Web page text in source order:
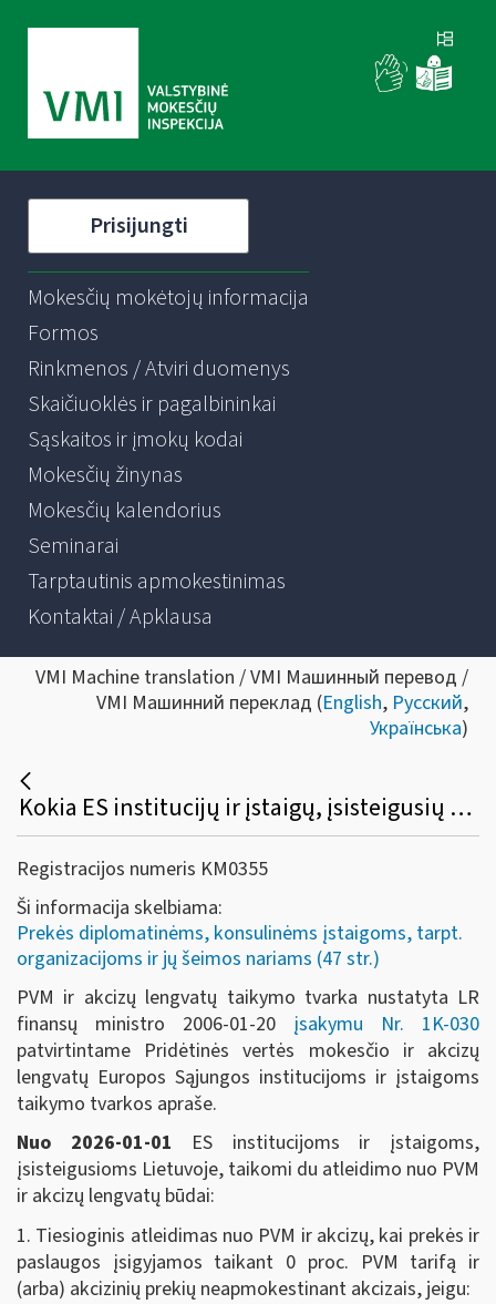
Prisijungti
Mokesčių mokėtojų informacija
Formos
Rinkmenos / Atviri duomenys
Skaičiuoklės ir pagalbininkai
Sąskaitos ir įmokų kodai
Mokesčių žinynas
Mokesčių kalendorius
Seminarai
Tarptautinis apmokestinimas
Kontaktai / Apklausa
VMI Machine translation / VMI Машинный перевод /
VMI Машинний переклад (English, Русский,
Українська)
Kokia ES institucijų ir įstaigų, įsisteigusių Lietuvoje, PVM ir akcizų lengvatų taikymo ir susigrąžinimo tvarka?
Registracijos numeris KM0355
Ši informacija skelbiama:
Prekės diplomatinėms, konsulinėms įstaigoms, tarpt.
organizacijoms ir jų šeimos nariams (47 str.)
PVM ir akcizų lengvatų taikymo tvarka nustatyta LR
finansų ministro 2006-01-20 įsakymu Nr. 1K-030
patvirtintame Pridėtinės vertės mokesčio ir akcizų
lengvatų Europos Sąjungos institucijoms ir įstaigoms
taikymo tvarkos apraše.
Nuo 2026-01-01 ES institucijoms ir įstaigoms,
įsisteigusioms Lietuvoje, taikomi du atleidimo nuo PVM
ir akcizų lengvatų būdai:
1. Tiesioginis atleidimas nuo PVM ir akcizų, kai prekės ir
paslaugos įsigyjamos taikant 0 proc. PVM tarifą ir
(arba) akcizinių prekių neapmokestinant akcizais, jeigu: